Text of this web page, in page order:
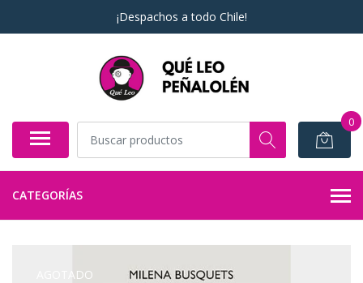
¡Despachos a todo Chile!
0
CATEGORÍAS
AGOTADO